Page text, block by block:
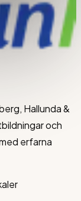
Hallunda &
och
erfarna